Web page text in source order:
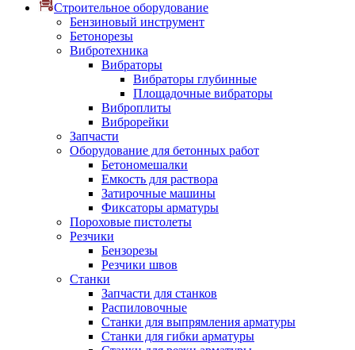
Строительное оборудование
Бензиновый инструмент
Бетонорезы
Вибротехника
Вибраторы
Вибраторы глубинные
Площадочные вибраторы
Виброплиты
Виброрейки
Запчасти
Оборудование для бетонных работ
Бетономешалки
Емкость для раствора
Затирочные машины
Фиксаторы арматуры
Пороховые пистолеты
Резчики
Бензорезы
Резчики швов
Станки
Запчасти для станков
Распиловочные
Станки для выпрямления арматуры
Станки для гибки арматуры